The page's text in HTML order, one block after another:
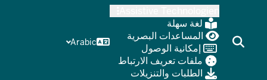
content
لغة سهلة
المساعدات البصرية
إمكانية الوصول
ملفات تعريف الارتباط
الطلبات والتنزيلات
Arabic